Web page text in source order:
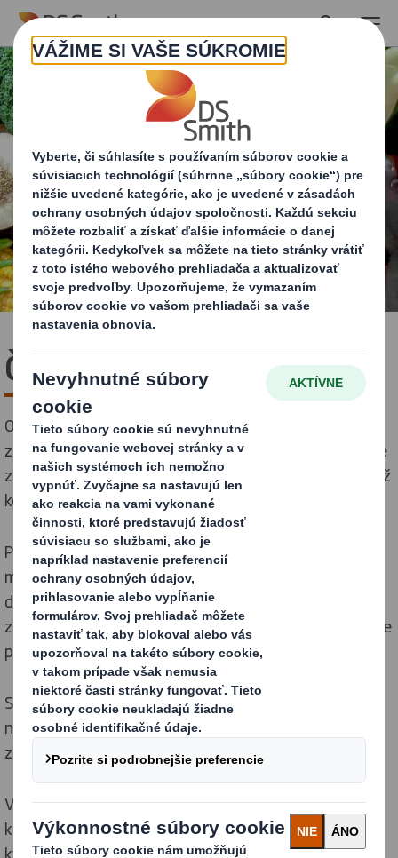
Skip to main content
Čerstvé ovocie a zelenina
Obaly z vlnitej lepenky sa za posledných pár rokov
značne zdokonalili. Kvalitnejšie materiály a konštrukcie
znamenajú, že krabice a tácky sú pevnejšie a ľahšie než
kedykoľvek predtým.
Používanie vodeodolných a iných nepriepustných
materiálov má mnoho výhod pre pestovateľov a
dodávateľov čerstvého ovocia a zeleniny. Ich výrobky
zostávajú dlhší čas čerstvé, čo zlepšuje kvalitu v mieste
predaja.
Schopnosť používať rovnaký obal na ochranu a
následne na vystavenie výrobku vytvára pre našich
zákazníkov nové možnosti.
Významný pokrok v oblasti obalov z vlnitej lepenky, ku
ktorému došlo v posledných rokoch, vyústil do
kvalitnejších materiálov a zdokonalených konštrukcií.